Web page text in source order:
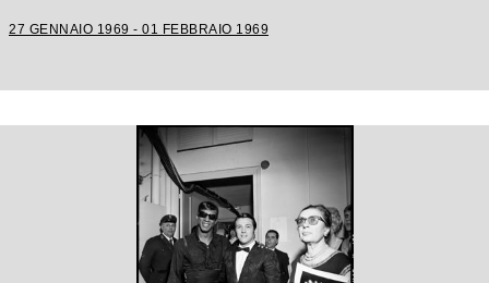
27 GENNAIO 1969 - 01 FEBBRAIO 1969